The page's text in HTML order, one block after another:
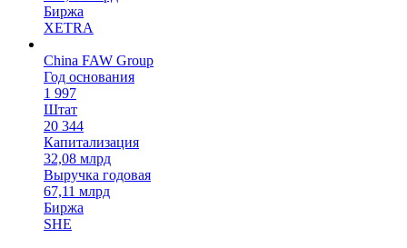
Биржа
XETRA
China FAW Group
Год основания
1 997
Штат
20 344
Капитализация
32,08 млрд
Выручка годовая
67,11 млрд
Биржа
SHE